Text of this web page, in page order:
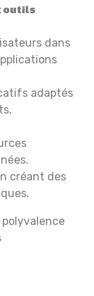
outils
dans
adaptés
créant des